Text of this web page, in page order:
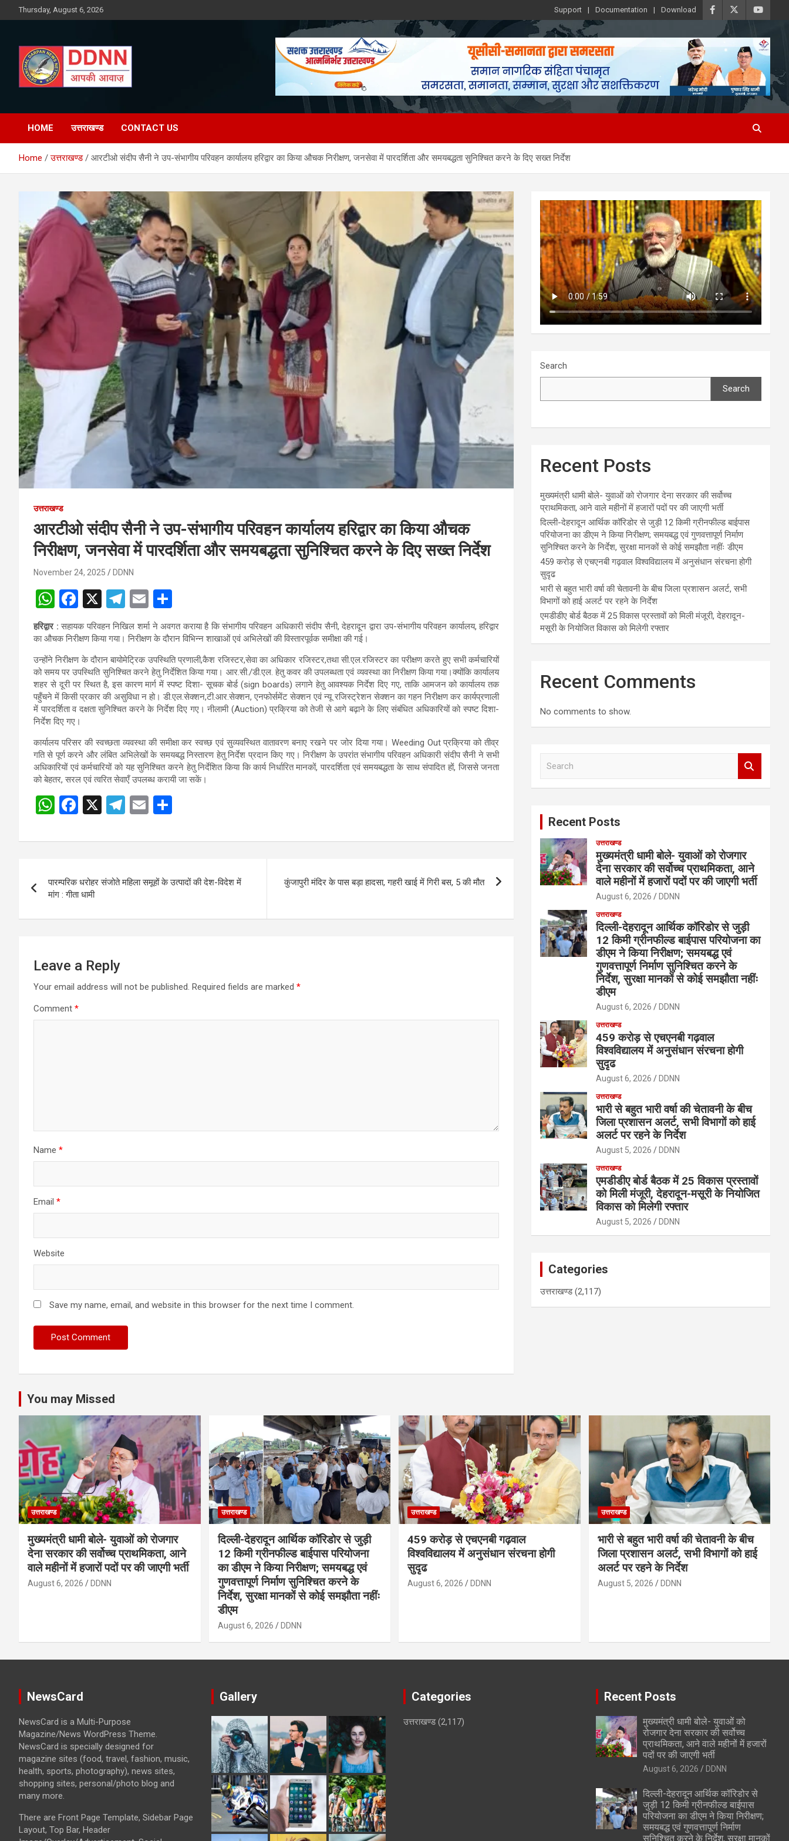
to
Thursday, August 6, 2026 Support Documentation Download
HOME उत्तराखण्ड CONTACT US
Home उत्तराखण्ड आरटीओ संदीप सैनी ने उप-संभागीय परिवहन कार्यालय हरिद्वार का किया औचक निरीक्षण, जनसेवा में पारदर्शिता और समयबद्धता सुनिश्चित करने के दिए सख्त निर्देश
उत्तराखण्ड
आरटीओ संदीप सैनी ने उप-संभागीय परिवहन कार्यालय हरिद्वार का किया औचक
निरीक्षण, जनसेवा में पारदर्शिता और समयबद्धता सुनिश्चित करने के दिए सख्त निर्देश
November 24, 2025 DDNN
W
at
s
A
p
p
F
ce
b
o
o
k
X
T
e
gr
a
m
E
m
ail ar
e
हरिद्वार : सहायक परिवहन निखिल शर्मा ने अवगत कराया है कि संभागीय परिवहन अधिकारी संदीप सैनी, देहरादून द्वारा उप-संभागीय परिवहन कार्यालय, हरिद्वार
का औचक निरीक्षण किया गया। निरीक्षण के दौरान विभिन्न शाखाओं एवं अभिलेखों की विस्तारपूर्वक समीक्षा की गई।
उन्होंने निरीक्षण के दौरान बायोमेट्रिक उपस्थिति प्रणाली,कैश रजिस्टर,सेवा का अधिकार रजिस्टर,तथा सी.एल.रजिस्टर का परीक्षण करते हुए सभी कर्मचारियों
को समय पर उपस्थिति सुनिश्चित करने हेतु निर्देशित किया गया। आर.सी./डी.एल. हेतु कवर की उपलब्धता एवं व्यवस्था का निरीक्षण किया गया।क्योंकि कार्यालय
शहर से दूरी पर स्थित है, इस कारण मार्ग में स्पष्ट दिशा- सूचक बोर्ड (sign boards) लगाने हेतु आवश्यक निर्देश दिए गए, ताकि आमजन को कार्यालय तक
पहुँचने में किसी प्रकार की असुविधा न हो। डी.एल.सेक्शन,टी.आर.सेक्शन, एनफोर्समेंट सेक्शन एवं न्यू रजिस्ट्रेशन सेक्शन का गहन निरीक्षण कर कार्यप्रणाली
में पारदर्शिता व दक्षता सुनिश्चित करने के निर्देश दिए गए। नीलामी (Auction) प्रक्रिया को तेजी से आगे बढ़ाने के लिए संबंधित अधिकारियों को स्पष्ट दिशा-
निर्देश दिए गए।
कार्यालय परिसर की स्वच्छता व्यवस्था की समीक्षा कर स्वच्छ एवं सुव्यवस्थित वातावरण बनाए रखने पर जोर दिया गया। Weeding Out प्रक्रिया को तीव्र
गति से पूर्ण करने और लंबित अभिलेखों के समयबद्ध निस्तारण हेतु निर्देश प्रदान किए गए। निरीक्षण के उपरांत संभागीय परिवहन अधिकारी संदीप सैनी ने सभी
अधिकारियों एवं कर्मचारियों को यह सुनिश्चित करने हेतु निर्देशित किया कि कार्य निर्धारित मानकों, पारदर्शिता एवं समयबद्धता के साथ संपादित हों, जिससे जनता
को बेहतर, सरल एवं त्वरित सेवाएँ उपलब्ध करायी जा सकें।
W
at
A
p
p
F
ce
o
o
k
X
T
e
a
E
ail ar
navigation
पारम्परिक धरोहर संजोते महिला समूहों के उत्पादों की देश-विदेश में
मांग : गीता धामी
कुंजापुरी मंदिर के पास बड़ा हादसा, गहरी खाई में गिरी बस, 5 की मौत
Leave a Reply
Your email address will not be published. Required fields are marked *
Comment *
Name *
Email *
Website
Save my name, email, and website in this browser for the next time I comment.
Search
Search
Recent Posts
मुख्यमंत्री धामी बोले- युवाओं को रोजगार देना सरकार की सर्वोच्च
प्राथमिकता, आने वाले महीनों में हजारों पदों पर की जाएगी भर्ती
दिल्ली-देहरादून आर्थिक कॉरिडोर से जुड़ी 12 किमी ग्रीनफील्ड बाईपास
परियोजना का डीएम ने किया निरीक्षण; समयबद्ध एवं गुणवत्तापूर्ण निर्माण
सुनिश्चित करने के निर्देश, सुरक्षा मानकों से कोई समझौता नहींः डीएम
459 करोड़ से एचएनबी गढ़वाल विश्वविद्यालय में अनुसंधान संरचना होगी
सुदृढ
भारी से बहुत भारी वर्षा की चेतावनी के बीच जिला प्रशासन अलर्ट, सभी
विभागों को हाई अलर्ट पर रहने के निर्देश
एमडीडीए बोर्ड बैठक में 25 विकास प्रस्तावों को मिली मंजूरी, देहरादून-
मसूरी के नियोजित विकास को मिलेगी रफ्तार
Recent Comments
No comments to show.
Recent Posts
उत्तराखण्ड
मुख्यमंत्री धामी बोले- युवाओं को रोजगार
देना सरकार की सर्वोच्च प्राथमिकता, आने
वाले महीनों में हजारों पदों पर की जाएगी भर्ती
August 6, 2026 DDNN
उत्तराखण्ड
दिल्ली-देहरादून आर्थिक कॉरिडोर से जुड़ी
12 किमी ग्रीनफील्ड बाईपास परियोजना का
डीएम ने किया निरीक्षण; समयबद्ध एवं
गुणवत्तापूर्ण निर्माण सुनिश्चित करने के
निर्देश, सुरक्षा मानकों से कोई समझौता नहींः
डीएम
August 6, 2026 DDNN
उत्तराखण्ड
459 करोड़ से एचएनबी गढ़वाल
विश्वविद्यालय में अनुसंधान संरचना होगी
सुदृढ
August 6, 2026 DDNN
उत्तराखण्ड
भारी से बहुत भारी वर्षा की चेतावनी के बीच
जिला प्रशासन अलर्ट, सभी विभागों को हाई
अलर्ट पर रहने के निर्देश
August 5, 2026 DDNN
उत्तराखण्ड
एमडीडीए बोर्ड बैठक में 25 विकास प्रस्तावों
को मिली मंजूरी, देहरादून-मसूरी के नियोजित
विकास को मिलेगी रफ्तार
August 5, 2026 DDNN
Categories
उत्तराखण्ड(2,117)
You may Missed
उत्तराखण्ड
मुख्यमंत्री धामी बोले- युवाओं को रोजगार
देना सरकार की सर्वोच्च प्राथमिकता, आने
वाले महीनों में हजारों पदों पर की जाएगी भर्ती
August 6, 2026 DDNN
उत्तराखण्ड
दिल्ली-देहरादून आर्थिक कॉरिडोर से जुड़ी
12 किमी ग्रीनफील्ड बाईपास परियोजना
का डीएम ने किया निरीक्षण; समयबद्ध एवं
गुणवत्तापूर्ण निर्माण सुनिश्चित करने के
निर्देश, सुरक्षा मानकों से कोई समझौता नहींः
डीएम
August 6, 2026 DDNN
उत्तराखण्ड
459 करोड़ से एचएनबी गढ़वाल
विश्वविद्यालय में अनुसंधान संरचना होगी
सुदृढ
August 6, 2026 DDNN
उत्तराखण्ड
भारी से बहुत भारी वर्षा की चेतावनी के बीच
जिला प्रशासन अलर्ट, सभी विभागों को हाई
अलर्ट पर रहने के निर्देश
August 5, 2026 DDNN
NewsCard
NewsCard is a Multi-Purpose
Magazine/News WordPress Theme.
NewsCard is specially designed for
magazine sites (food, travel, fashion, music,
health, sports, photography), news sites,
shopping sites, personal/photo blog and
many more.
There are Front Page Template, Sidebar Page
Layout, Top Bar, Header
Gallery Categories
उत्तराखण्ड(2,117)
Recent Posts
मुख्यमंत्री धामी बोले- युवाओं को
रोजगार देना सरकार की सर्वोच्च
प्राथमिकता, आने वाले महीनों में हजारों
पदों पर की जाएगी भर्ती
August 6, 2026 DDNN
दिल्ली-देहरादून आर्थिक कॉरिडोर से
जुड़ी 12 किमी ग्रीनफील्ड बाईपास
परियोजना का डीएम ने किया निरीक्षण;
समयबद्ध एवं गुणवत्तापूर्ण निर्माण
सुनिश्चित करने के निर्देश, सुरक्षा मानकों